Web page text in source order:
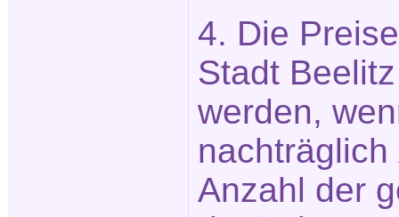
4. Die
Stadt
werden,
Anzahl der